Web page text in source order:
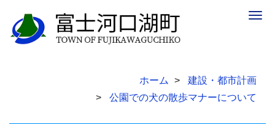
ホーム
建設・都市計画
公園での犬の散歩マナーについて